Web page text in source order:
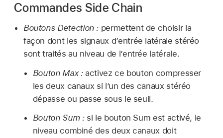
Commandes Side Chain
Boutons Detection : permettent de choisir la
façon dont les signaux d’entrée latérale stéréo
sont traités au niveau de l’entrée latérale.
Bouton Max :activez ce bouton compresser
les deux canaux si l’un des canaux stéréo
dépasse ou passe sous le seuil.
Bouton Sum : si le bouton Sum est activé, le
niveau combiné des deux canaux doit